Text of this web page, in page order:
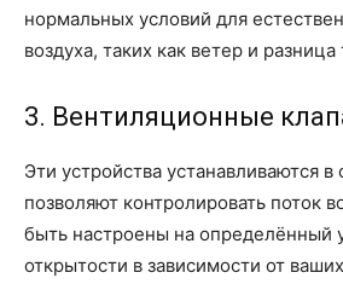
нормальных условий для
воздуха, таких как ветер и
3. Вентиляционные
Эти устройства устанавливаются в
позволяют контролировать поток
быть настроены на определённый
открытости в зависимости от